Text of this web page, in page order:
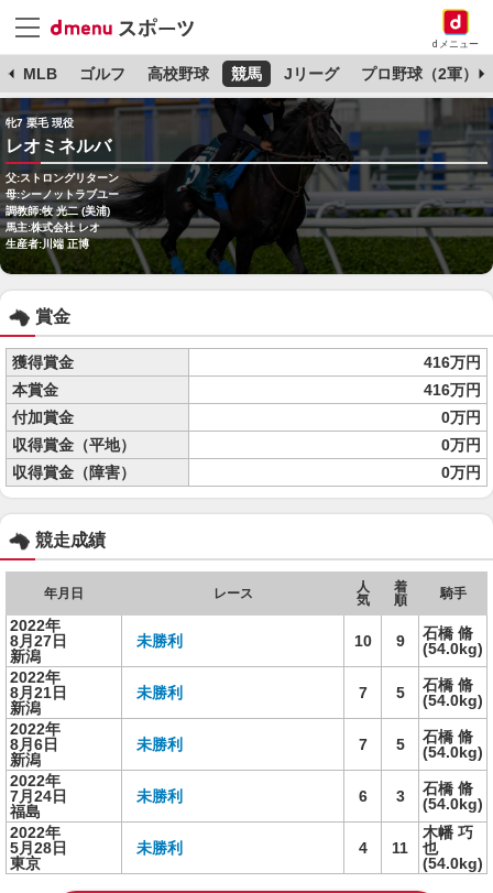
dメニュー
MLB ゴルフ 高校野球 競馬 Jリーグ プロ野球（2軍）
牝7 栗毛 現役
レオミネルバ
父:ストロングリターン
母:シーノットラブユー
調教師:牧 光二 (美浦)
馬主:株式会社 レオ
生産者:川端 正博
賞金
獲得賞金
416万円
本賞金
416万円
付加賞金
0万円
収得賞金（平地）
0万円
収得賞金（障害）
0万円
競走成績
年月日 レース
人
気
着
順
騎手
2022年
8月27日
新潟
未勝利 10 9
石橋 脩
(54.0kg)
2022年
8月21日
新潟
未勝利 7 5
石橋 脩
(54.0kg)
2022年
8月6日
新潟
未勝利 7 5
石橋 脩
(54.0kg)
2022年
7月24日
福島
未勝利 6 3
石橋 脩
(54.0kg)
2022年
5月28日
東京
未勝利 4 11
木幡 巧
也
(54.0kg)